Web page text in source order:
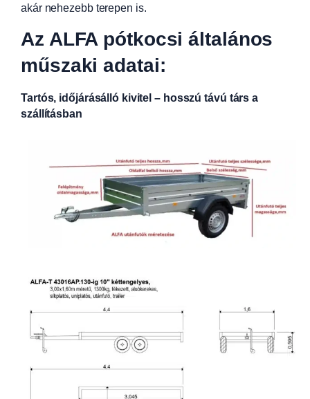
akár nehezebb terepen is.
Az ALFA pótkocsi általános
műszaki adatai:
Tartós, időjárásálló kivitel – hosszú távú társ a
szállításban